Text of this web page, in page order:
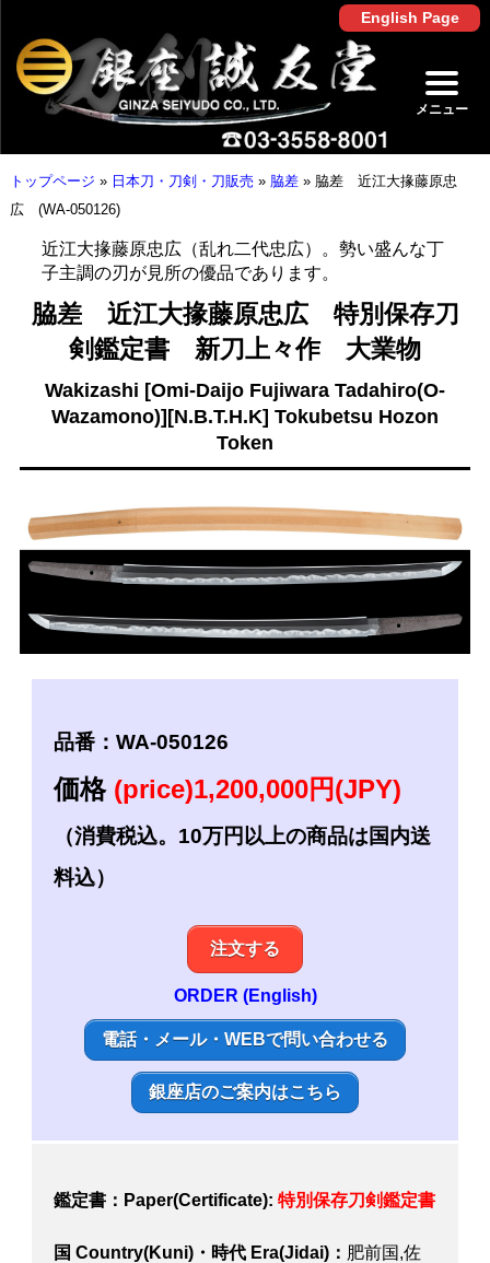
English Page
メニュー
トップページ » 日本刀・刀剣・刀販売 » 脇差» 脇差 近江大掾藤原忠
広 (WA-050126)
近江大掾藤原忠広（乱れ二代忠広）。勢い盛んな丁
子主調の刃が見所の優品であります。
脇差 近江大掾藤原忠広 特別保存刀
剣鑑定書 新刀上々作 大業物
Wakizashi [Omi-Daijo Fujiwara Tadahiro(O-
Wazamono)][N.B.T.H.K] Tokubetsu Hozon
Token
品番：WA-050126
価格 (price)1,200,000円(JPY)
（消費税込。10万円以上の商品は国内送
料込）
注文する
ORDER (English)
電話・メール・WEBで問い合わせる
銀座店のご案内はこちら
鑑定書：Paper(Certificate): 特別保存刀剣鑑定書
国 Country(Kuni)・時代 Era(Jidai)： 肥前国,佐